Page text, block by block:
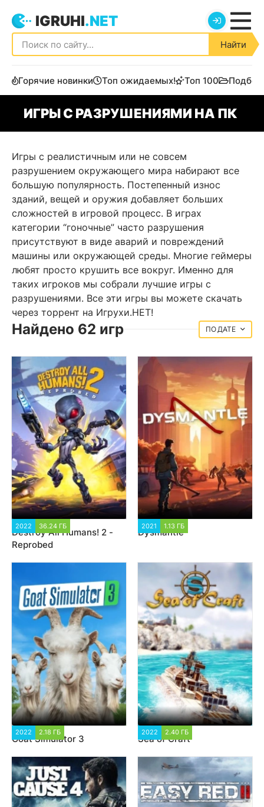
IGRUHI.NET
Найти
Горячие новинки Топ ожидаемых! Топ 100
ИГРЫ С РАЗРУШЕНИЯМИ НА ПК
Игры с реалистичным или не совсем
разрушением окружающего мира набирают все
большую популярность. Постепенный износ
зданий, вещей и оружия добавляет больших
сложностей в игровой процесс. В играх
категории “гоночные” часто разрушения
присутствуют в виде аварий и повреждений
машины или окружающей среды. Многие геймеры
любят просто крушить все вокруг. Именно для
таких игроков мы собрали лучшие игры с
разрушениями. Все эти игры вы можете скачать
через торрент на Игрухи.НЕТ!
Найдено 62 игр ДАТЕ
2022 36.24 ГБ
Destroy All Humans! 2 -
Reprobed
2021 1.13 ГБ
Dysmantle
2022 2.18 ГБ
Goat Simulator 3
2022 2.40 ГБ
Sea of Craft